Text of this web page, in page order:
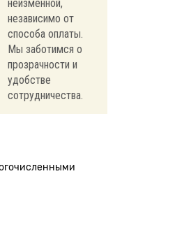
неизменной,
независимо от
способа оплаты.
Мы заботимся о
прозрачности и
удобстве
сотрудничества.